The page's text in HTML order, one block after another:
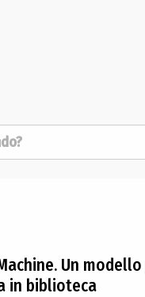
Un
in biblioteca